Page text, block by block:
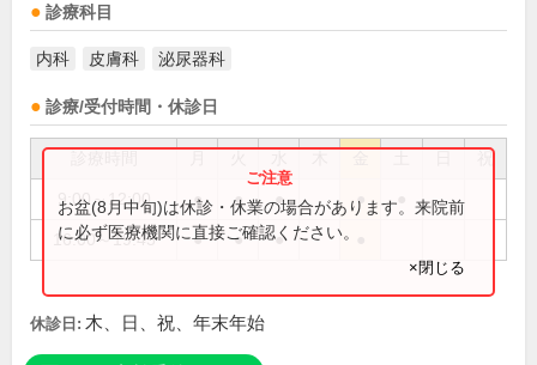
診療科目
内科 皮膚科 泌尿器科
診療/受付時間・休診日
祝
9:00～12:00 ● ● ● ●
16:00～19:45 ● ● ●
お盆(8月中旬)は休診・休業の場合があります。来院前
に必ず医療機関に直接ご確認ください。
×閉じる
休診日: 木、日、祝、年末年始